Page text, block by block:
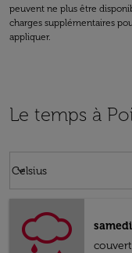
peuvent ne plus être
charges supplémentaires
appliquer.
Le temps à
Celsius
keyboard_arrow_down
samedi
couvert